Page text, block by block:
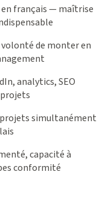
français — maîtrise
de monter en
analytics, SEO
simultanément
capacité à
conformité